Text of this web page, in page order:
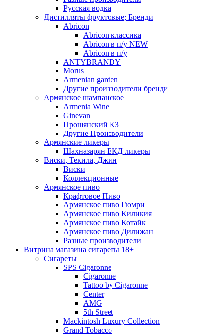
Русская водка
Дистилляты фруктовые; Бренди
Abricon
Abricon классика
Abricon в п/у NEW
Abricon в п/у
ANTYBRANDY
Morus
Armenian garden
Другие производители бренди
Армянское шампанское
Armenia Wine
Ginevan
Прошянский КЗ
Другие Производители
Армянские ликеры
Шахназарян ЕКД ликеры
Виски, Текила, Джин
Виски
Коллекционные
Армянское пиво
Крафтовое Пиво
Армянское пиво Гюмри
Армянское пиво Киликия
Армянское пиво Котайк
Армянское пиво Дилижан
Разные производители
Витрина магазина сигареты 18+
Cигареты
SPS Cigaronne
Сigaronne
Tattoo by Cigaronne
Center
AMG
5th Street
Mackintosh Luxury Collection
Grand Tobacco